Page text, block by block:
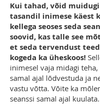
Kui tahad, võid
tasandil inimese käest
kellega seoses seda
soovid, kas talle see
et seda tervendust
kogeda ka üheskoos!
inimesel vaja midagi
samal ajal lõdvestuda ja
vastu võtta. Võite ka
seanssi samal ajal kuulata.